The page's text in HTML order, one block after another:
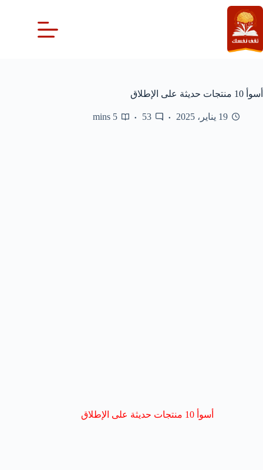
التجاوز
إلى
المحتوى
أسوأ 10 منتجات حديثة على الإطلاق
19 يناير، 2025 53
5 mins
أسوأ 10 منتجات حديثة على الإطلاق